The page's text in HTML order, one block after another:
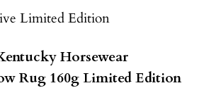
Limited Edition
Horsewear
Rug 160g Limited Edition